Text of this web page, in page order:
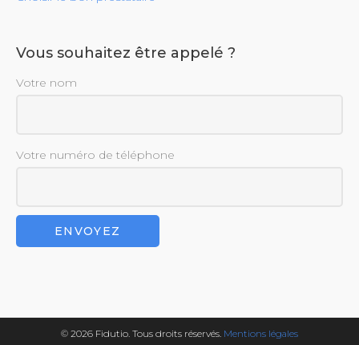
Vous souhaitez être appelé ?
Votre nom
Votre numéro de téléphone
© 2026 Fidutio. Tous droits réservés. Mentions légales